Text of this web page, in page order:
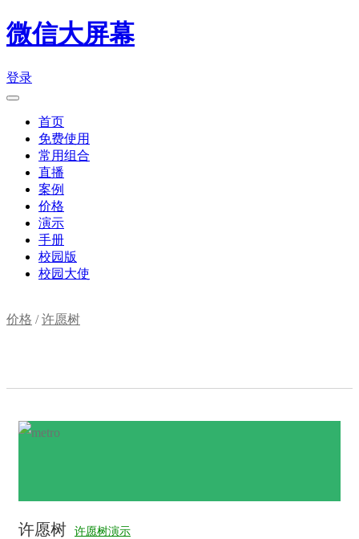
微信大屏幕
登录
首页
免费使用
常用组合
直播
案例
价格
演示
手册
校园版
校园大使
价格 /许愿树
许愿树 许愿树演示